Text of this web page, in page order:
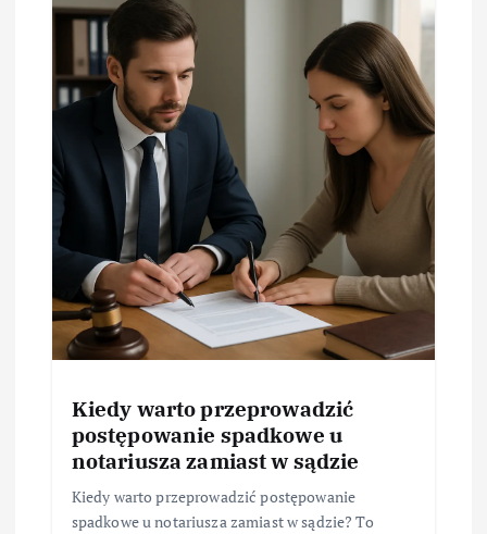
Kiedy warto przeprowadzić
postępowanie spadkowe u
notariusza zamiast w sądzie
Kiedy warto przeprowadzić postępowanie
spadkowe u notariusza zamiast w sądzie? To